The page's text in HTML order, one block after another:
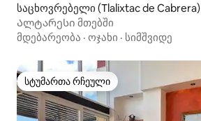
საცხოვრებელი (Tlalixtac de Cabrera)
Ალტარესი მთებში
მდებარეობა · ოჯახი · სიმშვიდე
სტუმართა რჩეული
სტუმართა რჩეული